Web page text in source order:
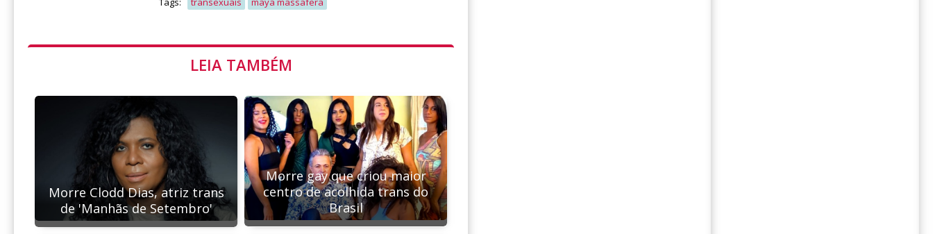
LEIA TAMBÉM
Morre Clodd Dias, atriz trans
de 'Manhãs de Setembro'
Morre gay que criou maior
centro de acolhida trans do
Brasil